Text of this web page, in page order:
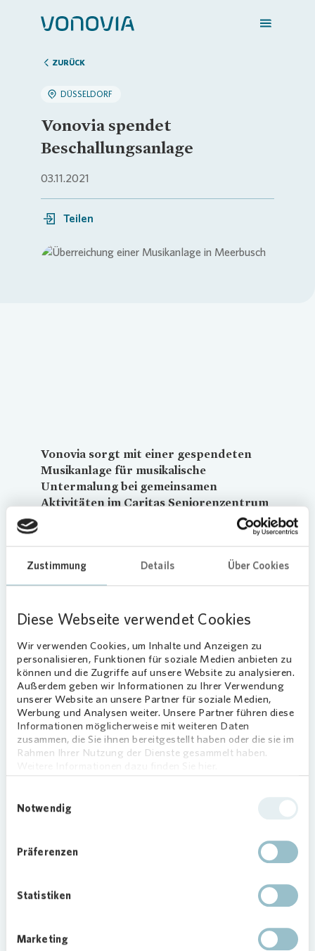
Zustimmung Details Über Cookies
Diese Webseite verwendet Cookies
Wir verwenden Cookies, um Inhalte und Anzeigen zu
personalisieren, Funktionen für soziale Medien anbieten zu
können und die Zugriffe auf unsere Website zu analysieren.
Außerdem geben wir Informationen zu Ihrer Verwendung
unserer Website an unsere Partner für soziale Medien,
Werbung und Analysen weiter. Unsere Partner führen diese
Informationen möglicherweise mit weiteren Daten
zusammen, die Sie ihnen bereitgestellt haben oder die sie im
Rahmen Ihrer Nutzung der Dienste gesammelt haben.
Notwendig
Präferenzen
Statistiken
Marketing
Zuhause finden
Mein Zuhause
Meine Stadt
Weitere Angebote
ZURÜCK
DÜSSELDORF
Vonovia spendet
Beschallungsanlage
03.11.2021
Teilen
Vonovia sorgt mit einer gespendeten
Musikanlage für musikalische
Untermalung bei gemeinsamen
Aktivitäten im Caritas Seniorenzentrum
in Meerbusch. Die Anlage besteht aus
mehreren Lautsprechern und einem
Verstärker, an den verschiedene
Musikquellen angeschlossen werden
können.
Das Caritas Seniorenzentrum Hildegundis von
Meer in Meerbusch bietet altersgerechtes
„Wohnen mit Service“ in 58 Wohnungen. Es
verbindet eine barrierefreie und
gemeinschaftsfördernde Wohnmöglichkeit mit
einem bedarfsgerechten und frei wählbarem
Serviceangebot.
Verschiedene
Im Caritas Seniorenzentrum finden die
Bewohnerinnen und Bewohner vielseitige
Tagesablauf. Dazu zählen regelmäßige
Frühstücke, Reha-Sport, Lesungen, Kinoabende
und saisonale Feiern. Die Beschallungsanlage von
Foto:Vonovia